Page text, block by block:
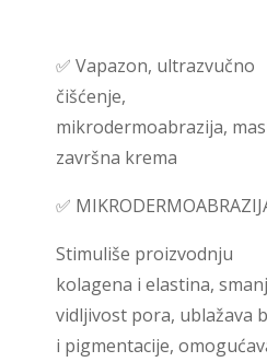
✅ Vapazon, ultrazvučno
čišćenje,
mikrodermoabrazija,
završna krema
✅
Stimuliše proizvodnju
kolagena i elastina,
vidljivost pora, ublažava
i pigmentacije,